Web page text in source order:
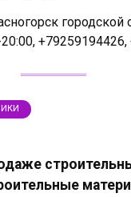
городской